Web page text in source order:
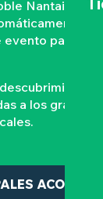
Nantais con
para
a los